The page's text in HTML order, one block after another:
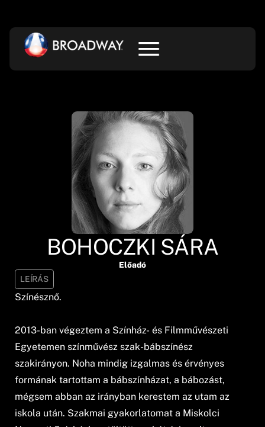
BOHOCZKI SÁRA
Előadó
LEÍRÁS
Színésznő.
2013-ban végeztem a Színház- és Filmművészeti
Egyetemen színművész szak-bábszínész
szakirányon. Noha mindig izgalmas és érvényes
formának tartottam a bábszínházat, a bábozást,
mégsem abban az irányban kerestem az utam az
iskola után. Szakmai gyakorlatomat a Miskolci